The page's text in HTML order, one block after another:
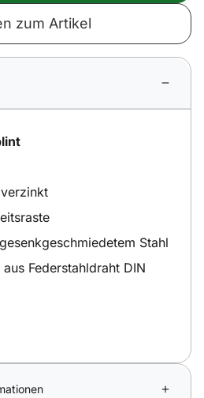
zum Artikel
Stahl
Federstahldraht DIN